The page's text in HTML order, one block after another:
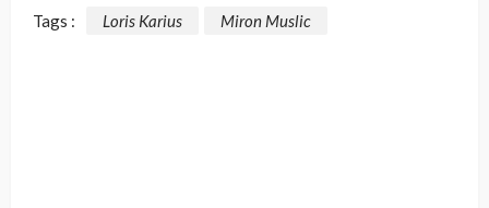
Tags : Loris Karius Miron Muslic